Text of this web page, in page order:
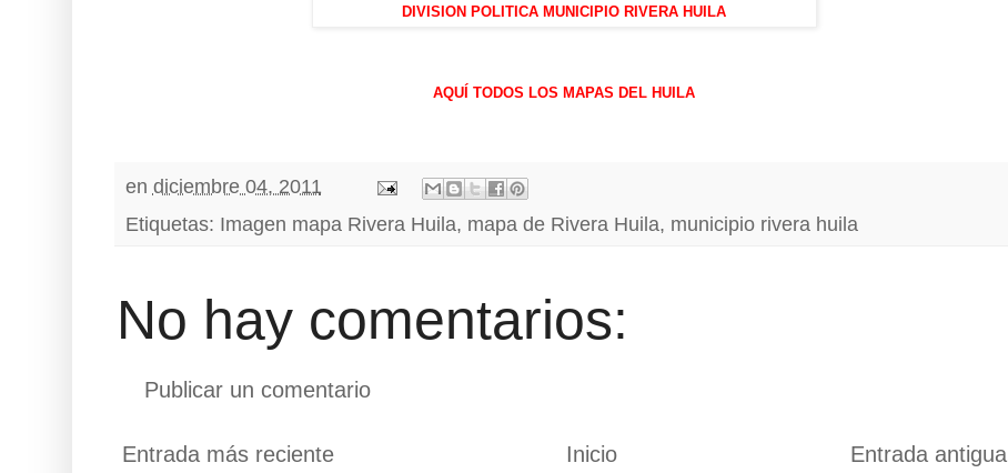
DIVISION POLITICA MUNICIPIO RIVERA HUILA
AQUÍ TODOS LOS MAPAS DEL HUILA
en diciembre 04, 2011
Etiquetas: Imagen mapa Rivera Huila, mapa de Rivera Huila, municipio rivera huila
No hay comentarios:
Publicar un comentario
Entrada más reciente Entrada antigua
Inicio